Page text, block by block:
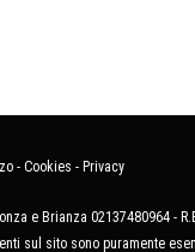
- Cookies - Privacy
e Brianza 02137480964 -
sul sito sono puramente